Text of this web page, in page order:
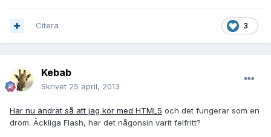
3
Citera
Kebab
Skrivet 25 april, 2013
Har nu ändrat så att jag kör med HTML5 och det fungerar som en
dröm. Äckliga Flash, har det någonsin varit felfritt?